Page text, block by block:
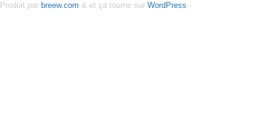
Produit par breew.com & et ça tourne sur WordPress